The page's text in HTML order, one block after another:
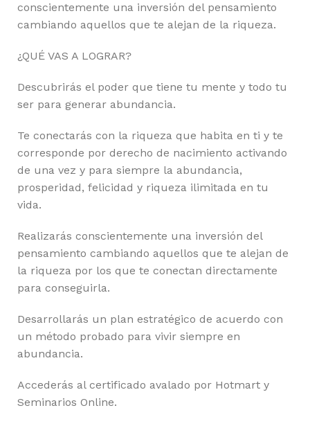
conscientemente una inversión del pensamiento
cambiando aquellos que te alejan de la riqueza.
¿QUÉ VAS A LOGRAR?
Descubrirás el poder que tiene tu mente y todo tu
ser para generar abundancia.
Te conectarás con la riqueza que habita en ti y te
corresponde por derecho de nacimiento activando
de una vez y para siempre la abundancia,
prosperidad, felicidad y riqueza ilimitada en tu
vida.
Realizarás conscientemente una inversión del
pensamiento cambiando aquellos que te alejan de
la riqueza por los que te conectan directamente
para conseguirla.
Desarrollarás un plan estratégico de acuerdo con
un método probado para vivir siempre en
abundancia.
Accederás al certificado avalado por Hotmart y
Seminarios Online.